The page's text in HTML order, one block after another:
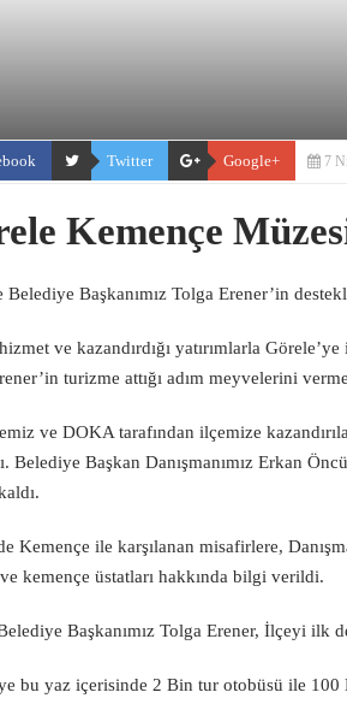
Twitter Google+ 7
Kemençe
Belediye Başkanımız Tolga Erener’in
hizmet ve kazandırdığı yatırımlarla
turizme attığı adım meyvelerini
ve DOKA tarafından ilçemize
Belediye Başkan Danışmanımız Erkan
Kemençe ile karşılanan misafirlere,
ve kemençe üstatları hakkında bilgi verildi.
Başkanımız Tolga Erener, İlçeyi ilk
bu yaz içerisinde 2 Bin tur otobüsü ile 100